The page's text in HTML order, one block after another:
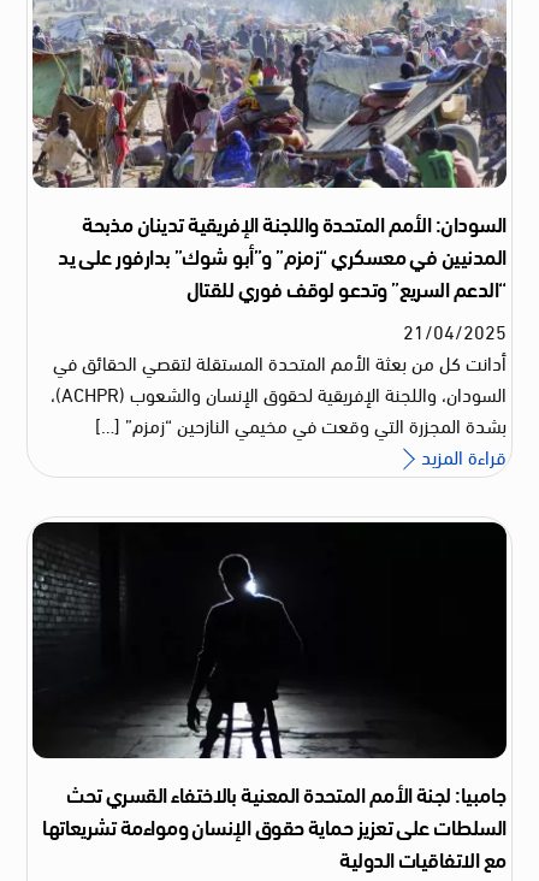
السودان: الأمم المتحدة واللجنة الإفريقية تدينان مذبحة
المدنيين في معسكري “زمزم” و”أبو شوك” بدارفور على يد
“الدعم السريع” وتدعو لوقف فوري للقتال
21/04/2025
أدانت كل من بعثة الأمم المتحدة المستقلة لتقصي الحقائق في
السودان، واللجنة الإفريقية لحقوق الإنسان والشعوب (ACHPR)،
بشدة المجزرة التي وقعت في مخيمي النازحين “زمزم” […]
قراءة المزيد
جامبيا: لجنة الأمم المتحدة المعنية بالاختفاء القسري تحث
السلطات على تعزيز حماية حقوق الإنسان ومواءمة تشريعاتها
مع الاتفاقيات الدولية